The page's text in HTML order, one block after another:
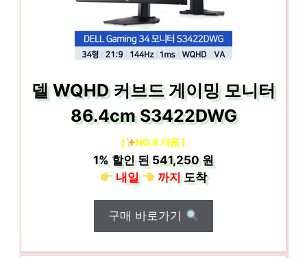
델 WQHD 커브드 게이밍 모니터
86.4cm S3422DWG
[ NO.8 제품 ]
1%할인 된541,250 원
내일
까지도착
구매 바로가기